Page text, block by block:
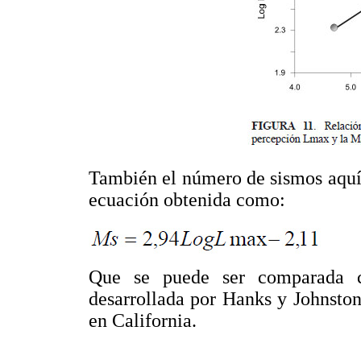
También el número de sismos
ecuación obtenida como:
Que se puede ser comparada
desarrollada por Hanks y
en California.